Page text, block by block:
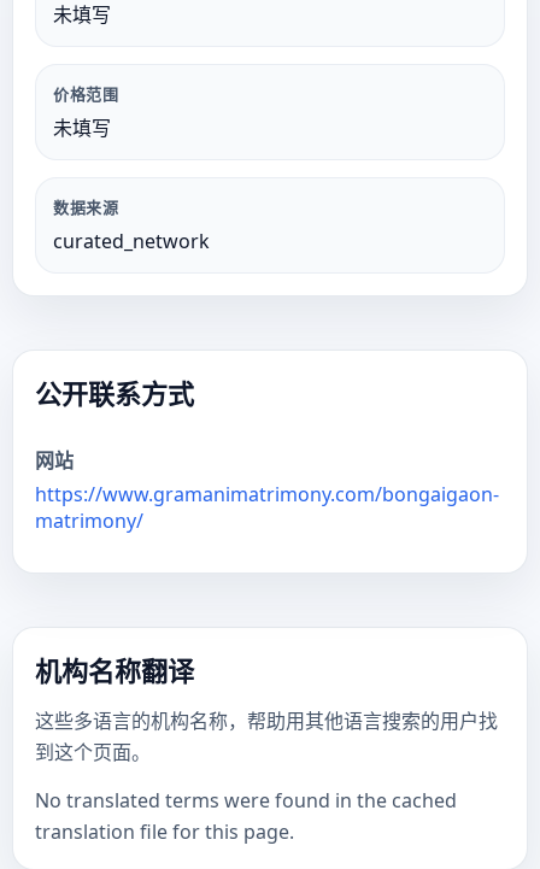
未填写
价格范围
未填写
数据来源
curated_network
公开联系方式
网站
https://www.gramanimatrimony.com/bongaigaon-
matrimony/
机构名称翻译
这些多语言的机构名称，帮助用其他语言搜索的用户找
到这个页面。
No translated terms were found in the cached
translation file for this page.